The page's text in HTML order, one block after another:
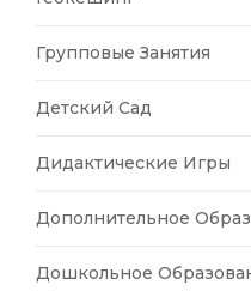
Групповые Занятия
Детский Сад
Дидактические Игры
Дополнительное
Дошкольное